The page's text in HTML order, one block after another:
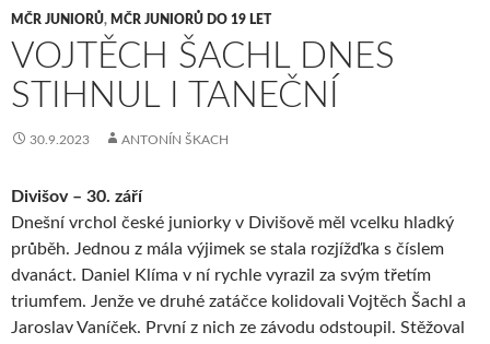
MČR JUNIORŮ, MČR JUNIORŮ DO 19 LET
VOJTĚCH ŠACHL DNES
STIHNUL I TANEČNÍ
30.9.2023 ANTONÍN ŠKACH
Divišov – 30. září
Dnešní vrchol české juniorky v Divišově měl vcelku hladký
průběh. Jednou z mála výjimek se stala rozjížďka s číslem
dvanáct. Daniel Klíma v ní rychle vyrazil za svým třetím
triumfem. Jenže ve druhé zatáčce kolidovali Vojtěch Šachl a
Jaroslav Vaníček. První z nich ze závodu odstoupil. Stěžoval